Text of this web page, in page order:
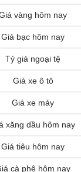
vàng hôm nay
Giá bạc hôm nay
Tỷ giá ngoại tệ
Giá xe ô tô
Giá xe máy
xăng dầu hôm nay
Giá tiêu hôm nay
cà phê hôm nay